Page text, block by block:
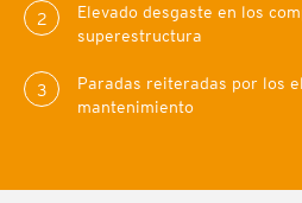
2
Elevado desgaste en los
superestructura
3
Paradas reiteradas por los
mantenimiento